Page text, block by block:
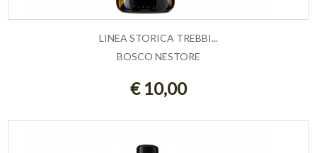
ESAURITO
LINEA STORICA TREBBI...
BOSCO NESTORE
€ 10,00